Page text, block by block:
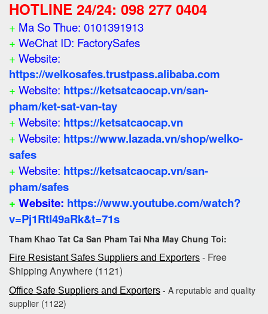
HOTLINE 24/24: 098 277 0404
+ Ma So Thue: 0101391913
+ WeChat ID: FactorySafes
+ Website:
https://welkosafes.trustpass.alibaba.com
+ Website: https://ketsatcaocap.vn/san-
pham/ket-sat-van-tay
+ Website: https://ketsatcaocap.vn
+ Website: https://www.lazada.vn/shop/welko-
safes
+ Website: https://ketsatcaocap.vn/san-
pham/safes
+ Website: https://www.youtube.com/watch?
v=Pj1RtI49aRk&t=71s
Tham Khao Tat Ca San Pham Tai Nha May Chung Toi:
Fire Resistant Safes Suppliers and Exporters - Free
Shipping Anywhere (1121)
Office Safe Suppliers and Exporters - A reputable and quality
supplier (1122)